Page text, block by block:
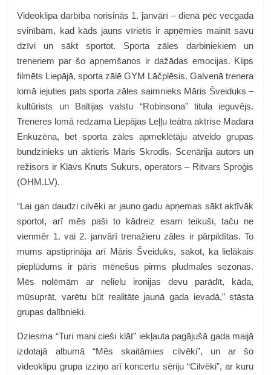
Videoklipa darbība norisinās 1. janvārī – dienā pēc vecgada
svinībām, kad kāds jauns vīrietis ir apņēmies mainīt savu
dzīvi un sākt sportot. Sporta zāles darbiniekiem un
treneriem par šo apņemšanos ir dažādas emocijas. Klips
filmēts Liepājā, sporta zālēGYM Lāčplēsis. Galvenā trenera
lomā iejuties pats sporta zāles saimnieks Māris Šveiduks –
kultūrists un Baltijas valstu “Robinsona” titula ieguvējs.
Treneres lomā redzama Liepājas Leļļu teātra aktrise Madara
Enkuzēna, bet sporta zāles apmeklētāju atveido grupas
bundzinieks un aktieris Māris Skrodis. Scenārija autors un
režisors ir Klāvs Knuts Sukurs, operators – Ritvars Sproģis
(OHM.LV).
“Lai gan daudzi cilvēki ar jauno gadu apņemas sākt aktīvāk
sportot, arī mēs paši to kādreiz esam teikuši, taču ne
vienmēr 1. vai 2. janvārī trenažieru zāles ir pārpildītas. To
mums apstiprināja arī Māris Šveiduks, sakot, ka lielākais
pieplūdums ir pāris mēnešus pirms pludmales sezonas.
Mēs nolēmām ar nelielu ironijas devu parādīt, kāda,
mūsuprāt, varētu būt realitāte jaunā gada ievadā,” stāsta
grupas dalībnieki.
Dziesma “Turi mani cieši klāt” iekļauta pagājušā gada maijā
izdotajā albumā “Mēs skaitāmies cilvēki”, un ar šo
videoklipu grupa izziņo arī koncertu sēriju “Cilvēki”, ar kuru